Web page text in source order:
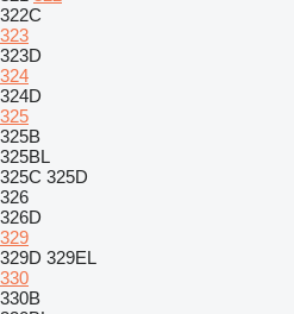
322C
323
323D
324
324D
325
325B
325BL
325C 325D
326
326D
329
329D 329EL
330
330B